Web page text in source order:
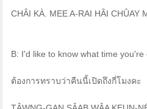
CHÂI KÀ. MEE A-RAI HÂI CHÛAY
B: I'd like to know what time you're
ต้องการทราบว่าคืนนี้เปิดถึงกี่โมงคะ